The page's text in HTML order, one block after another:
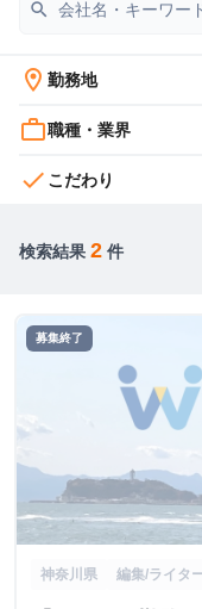
search
location_on 勤務地
work_outline職種・業界
check こだわり
検索結果 2 件
募集終了
神奈川県 編集/ライタ